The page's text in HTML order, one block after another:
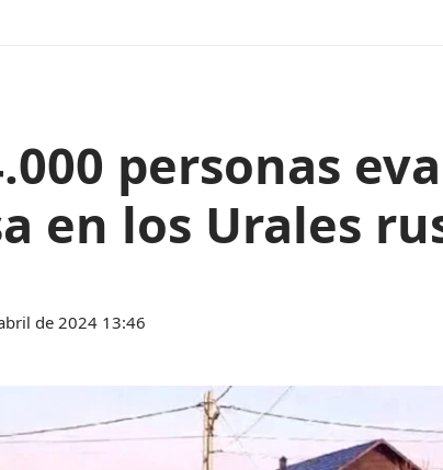
personas
en los Urales
de 2024 13:46